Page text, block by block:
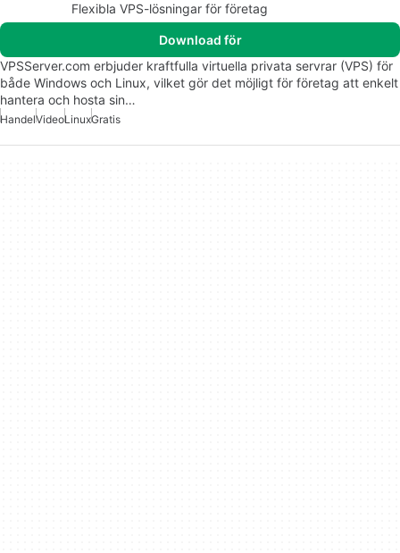
Flexibla VPS-lösningar för företag
Download för
VPSServer.com erbjuder kraftfulla virtuella privata servrar (VPS) för
både Windows och Linux, vilket gör det möjligt för företag att enkelt
hantera och hosta sin…
HandelVideoLinuxGratis